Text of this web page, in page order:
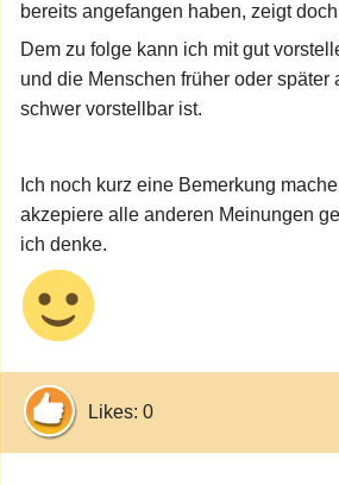
bereits angefangen haben, zeigt
Dem zu folge kann ich mit gut
und die Menschen früher oder
schwer vorstellbar ist.
Ich noch kurz eine Bemerkung
akzepiere alle anderen Meinungen
ich denke.
Likes: 0